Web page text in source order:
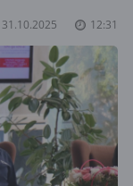
31.10.2025 12:31